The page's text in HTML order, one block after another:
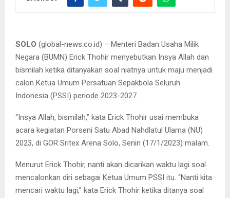
Menteri BUMN Erick Thohir menyebutkan Insya Allah dan
SOLO (global-news.co.id) – Menteri Badan Usaha Milik
Negara (BUMN) Erick Thohir menyebutkan Insya Allah dan
bismilah ketika ditanyakan soal niatnya untuk maju menjadi
calon Ketua Umum Persatuan Sepakbola Seluruh
Indonesia (PSSI) periode 2023-2027.
“Insya Allah, bismilah,” kata Erick Thohir usai membuka
acara kegiatan Porseni Satu Abad Nahdlatul Ulama (NU)
2023, di GOR Sritex Arena Solo, Senin (17/1/2023) malam.
Menurut Erick Thohir, nanti akan dicarikan waktu lagi soal
mencalonkan diri sebagai Ketua Umum PSSI itu. “Nanti kita
mencari waktu lagi,” kata Erick Thohir ketika ditanya soal